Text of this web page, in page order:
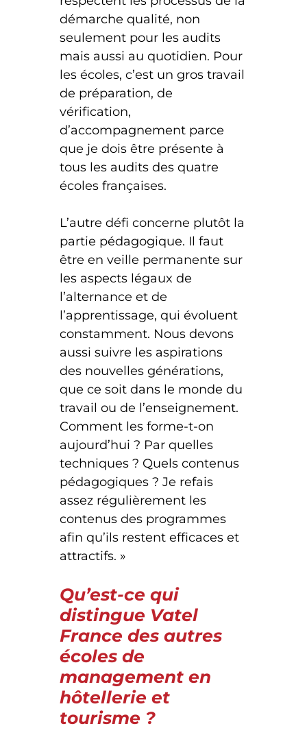
démarche qualité, non
seulement pour les audits
mais aussi au quotidien. Pour
les écoles, c’est un gros travail
de préparation, de
vérification,
d’accompagnement parce
que je dois être présente à
tous les audits des quatre
écoles françaises.
L’autre défi concerne plutôt la
partie pédagogique. Il faut
être en veille permanente sur
les aspects légaux de
l’alternance et de
l’apprentissage, qui évoluent
constamment. Nous devons
aussi suivre les aspirations
des nouvelles générations,
que ce soit dans le monde du
travail ou de l’enseignement.
Comment les forme-t-on
aujourd’hui ? Par quelles
techniques ? Quels contenus
pédagogiques ? Je refais
assez régulièrement les
contenus des programmes
afin qu’ils restent efficaces et
attractifs. »
Qu’est-ce qui
distingue Vatel
France des autres
écoles de
management en
hôtellerie et
tourisme ?